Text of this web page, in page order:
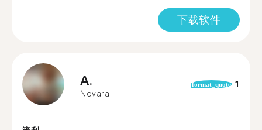
下载软件
A.
Novara
format_quote 1